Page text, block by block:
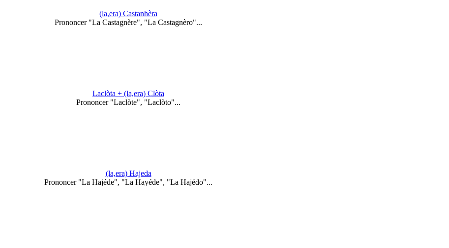
(la,era) Castanhèra
Prononcer "La Castagnère", "La Castagnèro"...
Laclòta + (la,era) Clòta
Prononcer "Laclòte", "Laclòto"...
(la,era) Hajeda
Prononcer "La Hajéde", "La Hayéde", "La Hajédo"...